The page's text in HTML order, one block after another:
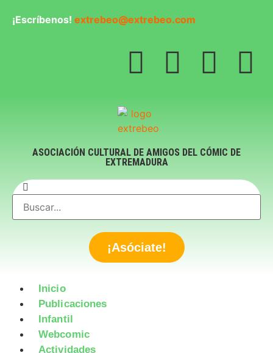
¡Escríbenos! extrebeo@extrebeo.com
ASOCIACIÓN CULTURAL DE AMIGOS DEL CÓMIC DE
EXTREMADURA
¡Asóciate!
Inicio
Publicaciones
Infantil
Webcomic
Actividades